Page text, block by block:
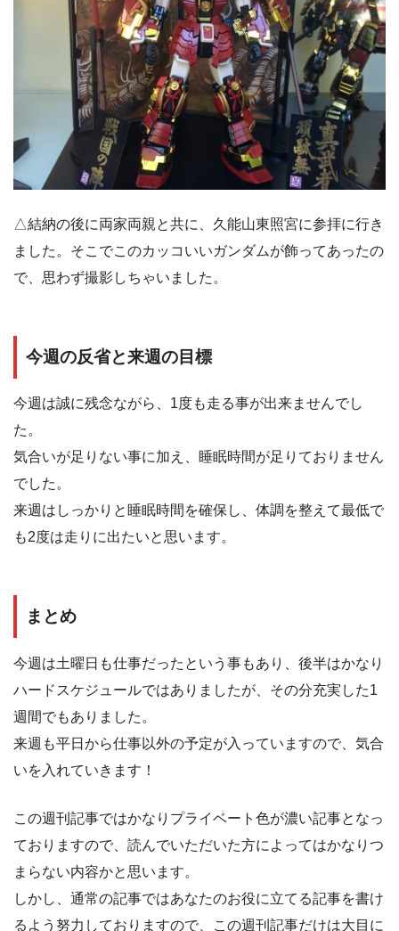
△結納の後に両家両親と共に、久能山東照宮に参拝に行き
ました。そこでこのカッコいいガンダムが飾ってあったの
で、思わず撮影しちゃいました。
今週の反省と来週の目標
今週は誠に残念ながら、1度も走る事が出来ませんでし
た。
気合いが足りない事に加え、睡眠時間が足りておりません
でした。
来週はしっかりと睡眠時間を確保し、体調を整えて最低で
も2度は走りに出たいと思います。
まとめ
今週は土曜日も仕事だったという事もあり、後半はかなり
ハードスケジュールではありましたが、その分充実した1
週間でもありました。
来週も平日から仕事以外の予定が入っていますので、気合
いを入れていきます！
この週刊記事ではかなりプライベート色が濃い記事となっ
ておりますので、読んでいただいた方によってはかなりつ
まらない内容かと思います。
しかし、通常の記事ではあなたのお役に立てる記事を書け
るよう努力しておりますので、この週刊記事だけは大目に